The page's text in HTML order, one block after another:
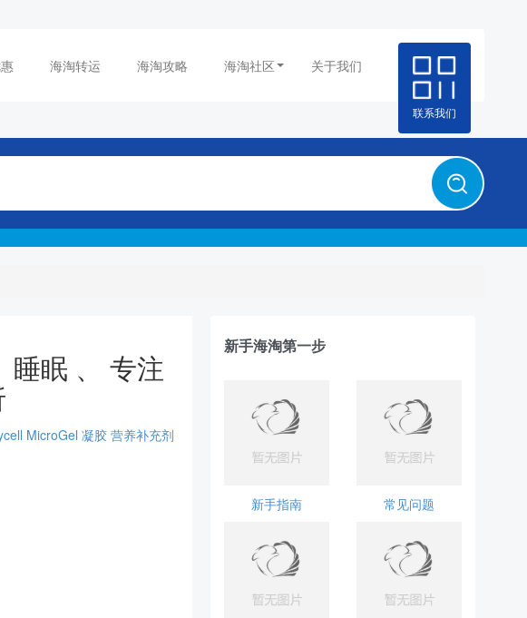
海淘转运 海淘攻略 海淘社区 关于我们
联系我们
睡眠 、 专注
MicroGel 凝胶 营养补充剂
新手海淘第一步
新手指南 常见问题